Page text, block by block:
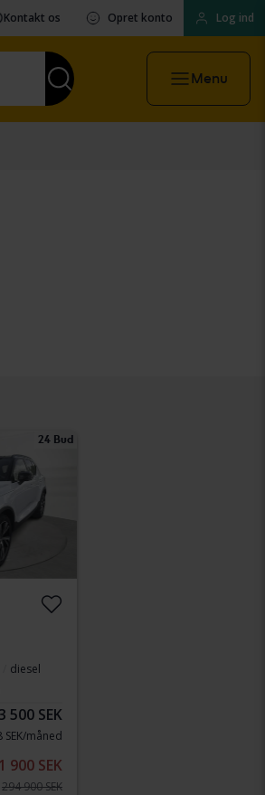
Kontakt os Opret konto Log ind
Menu
24 Bud
diesel
500 SEK
SEK/måned
900 SEK
294 900 SEK